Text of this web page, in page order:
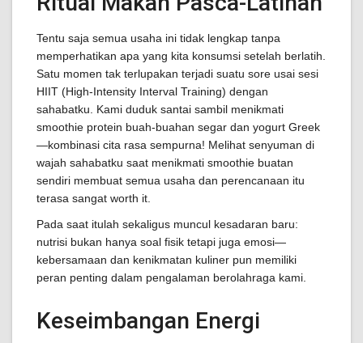
Tentu saja semua usaha ini tidak lengkap tanpa
memperhatikan apa yang kita konsumsi setelah berlatih.
Satu momen tak terlupakan terjadi suatu sore usai sesi
HIIT (High-Intensity Interval Training) dengan
sahabatku. Kami duduk santai sambil menikmati
smoothie protein buah-buahan segar dan yogurt Greek
—kombinasi cita rasa sempurna! Melihat senyuman di
wajah sahabatku saat menikmati smoothie buatan
sendiri membuat semua usaha dan perencanaan itu
terasa sangat worth it.
Pada saat itulah sekaligus muncul kesadaran baru:
nutrisi bukan hanya soal fisik tetapi juga emosi—
kebersamaan dan kenikmatan kuliner pun memiliki
peran penting dalam pengalaman berolahraga kami.
Keseimbangan Energi